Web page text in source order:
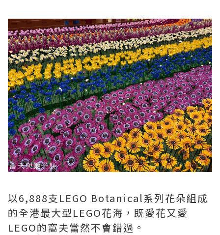
以6,888支LEGO Botanical系列花朵組成
的全港最大型LEGO花海，既愛花又愛
LEGO的窩夫當然不會錯過。